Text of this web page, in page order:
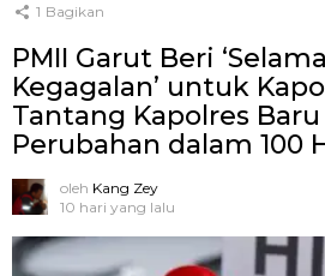
1 Bagikan
PMII Garut Beri
Kegagalan’ untuk
Tantang Kapolres
Perubahan dalam 100
oleh Kang Zey
10 hari yang lalu